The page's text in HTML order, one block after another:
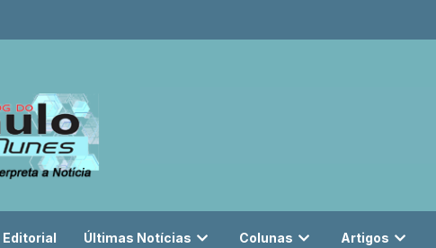
Editorial Últimas Notícias Colunas Artigos